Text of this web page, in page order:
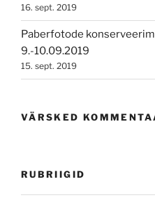
16. sept. 2019
Paberfotode
9.-10.09.2019
15. sept. 2019
VÄRSKED
RUBRIIGID